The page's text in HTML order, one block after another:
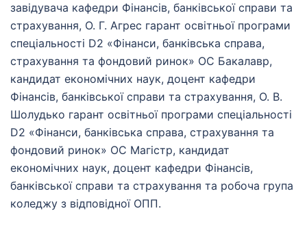
завідувача кафедри Фінансів, банківської справи та
страхування, О. Г. Агрес гарант освітньої програми
спеціальності D2 «Фінанси, банківська справа,
страхування та фондовий ринок» ОС Бакалавр,
кандидат економічних наук, доцент кафедри
Фінансів, банківської справи та страхування, О. В.
Шолудько гарант освітньої програми спеціальності
D2 «Фінанси, банківська справа, страхування та
фондовий ринок» ОС Магістр, кандидат
економічних наук, доцент кафедри Фінансів,
банківської справи та страхування та робоча група
коледжу з відповідної ОПП.